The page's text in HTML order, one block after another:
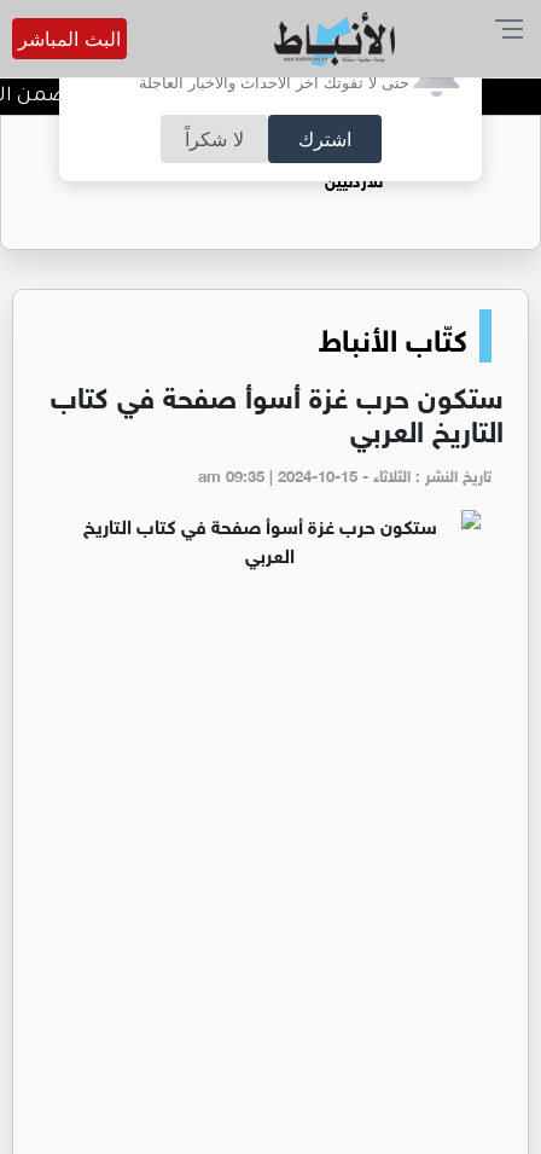
أترغب في تفعيل الإشعارات؟
حتى لا تفوتك آخر الأحداث والأخبار العاجلة
اشترك لا شكراً
البث المباشر
ندوة تعاين التراث الأردني ضمن
حقل الريشة حين يتحول الغاز إلى فرص عمل
للأردنيين
كتّاب الأنباط
ستكون حرب غزة أسوأ صفحة في كتاب
التاريخ العربي
تاريخ النشر : الثلاثاء - am 09:35 | 2024-10-15